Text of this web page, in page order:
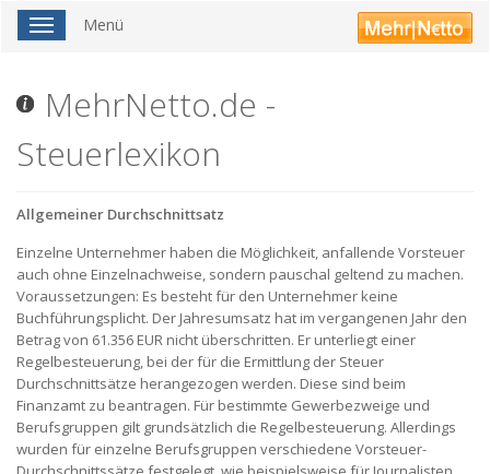
ToggleMenü
MehrNetto.de -
Steuerlexikon
Allgemeiner Durchschnittsatz
Einzelne Unternehmer haben die Möglichkeit, anfallende Vorsteuer
auch ohne Einzelnachweise, sondern pauschal geltend zu machen.
Voraussetzungen: Es besteht für den Unternehmer keine
Buchführungsplicht. Der Jahresumsatz hat im vergangenen Jahr den
Betrag von 61.356 EUR nicht überschritten. Er unterliegt einer
Regelbesteuerung, bei der für die Ermittlung der Steuer
Durchschnittsätze herangezogen werden. Diese sind beim
Finanzamt zu beantragen. Für bestimmte Gewerbezweige und
Berufsgruppen gilt grundsätzlich die Regelbesteuerung. Allerdings
wurden für einzelne Berufsgruppen verschiedene Vorsteuer-